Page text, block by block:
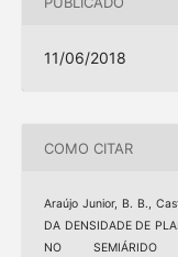
11/06/2018
COMO CITAR
Araújo Junior, B. B.,
DA DENSIDADE DE
NO